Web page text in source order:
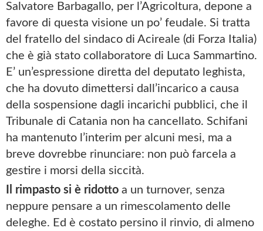
Salvatore Barbagallo, per l’Agricoltura, depone a
favore di questa visione un po’ feudale. Si tratta
del fratello del sindaco di Acireale (di Forza Italia)
che è già stato collaboratore di Luca Sammartino.
E’ un’espressione diretta del deputato leghista,
che ha dovuto dimettersi dall’incarico a causa
della sospensione dagli incarichi pubblici, che il
Tribunale di Catania non ha cancellato. Schifani
ha mantenuto l’interim per alcuni mesi, ma a
breve dovrebbe rinunciare: non può farcela a
gestire i morsi della siccità.
Il rimpasto si è ridotto a un turnover, senza
neppure pensare a un rimescolamento delle
deleghe. Ed è costato persino il rinvio, di almeno